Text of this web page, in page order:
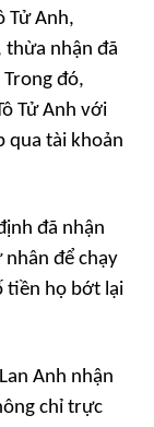
Tử Anh,
thừa nhận đã
đó,
Tử Anh với
qua tài khoản
đã nhận
để chạy
tiền họ bớt lại
Anh nhận
chỉ trực